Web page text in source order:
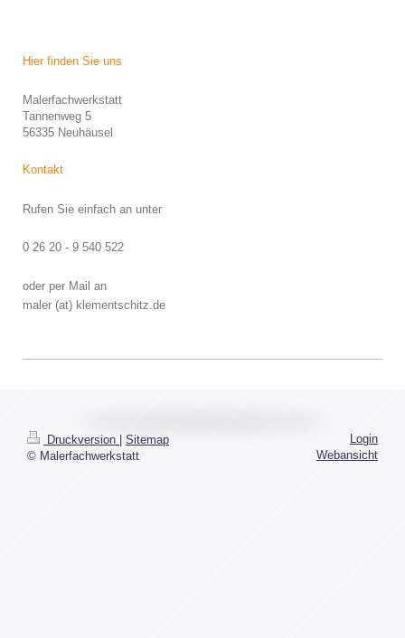
Hier finden Sie uns
Malerfachwerkstatt
Tannenweg 5
56335 Neuhäusel
Kontakt
Rufen Sie einfach an unter
0 26 20 - 9 540 522
oder per Mail an
maler (at) klementschitz.de
Druckversion
Sitemap
© Malerfachwerkstatt
Login
Webansicht